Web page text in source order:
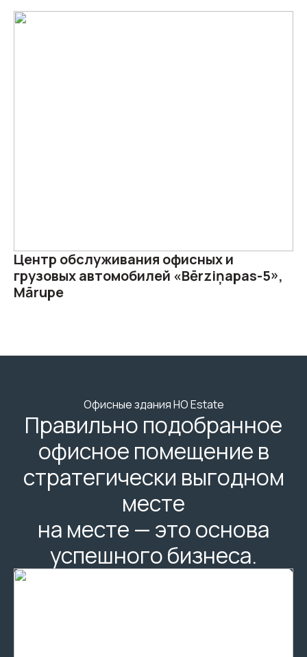
Центр обслуживания офисных и
грузовых автомобилей «Bērziņapas-5»,
Mārupe
Офисные здания HO Estate
Правильно подобранное
офисное помещение в
стратегически выгодном
месте
на месте — это основа
успешного бизнеса.